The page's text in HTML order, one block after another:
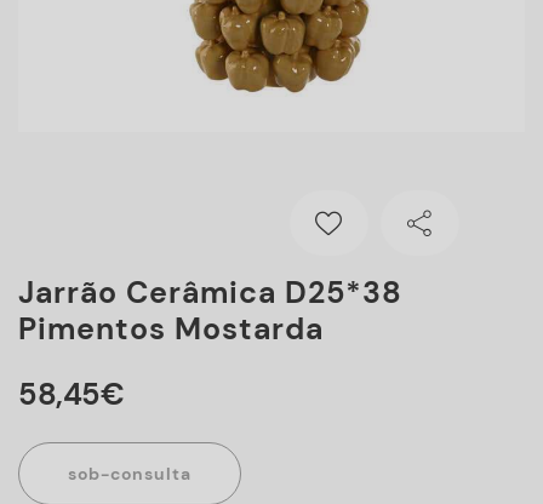
Jarrão Cerâmica D25*38
Pimentos Mostarda
58,45€
sob-consulta